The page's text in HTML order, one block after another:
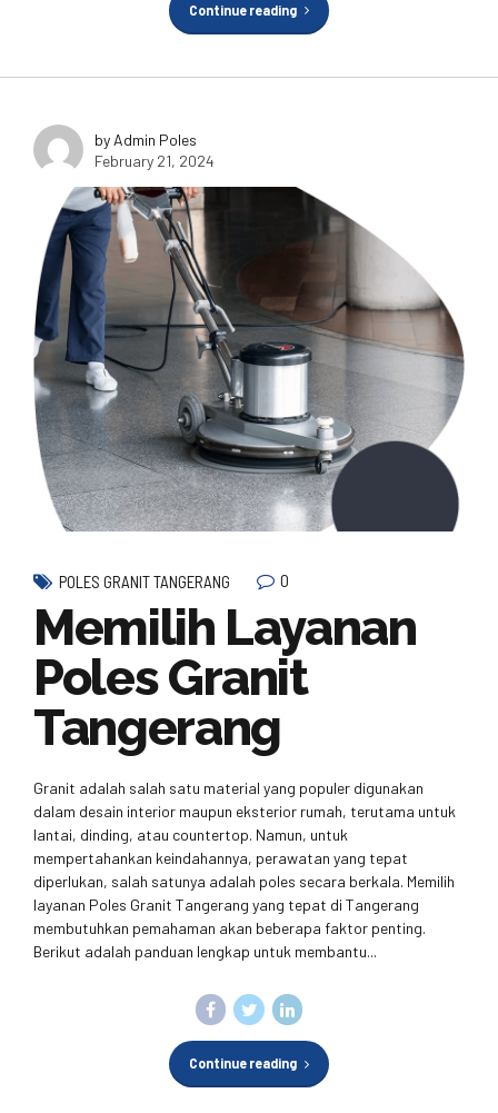
Continue reading
by Admin Poles
February 21, 2024
POLES GRANIT TANGERANG 0
Memilih Layanan
Poles Granit
Tangerang
Granit adalah salah satu material yang populer digunakan
dalam desain interior maupun eksterior rumah, terutama untuk
lantai, dinding, atau countertop. Namun, untuk
mempertahankan keindahannya, perawatan yang tepat
diperlukan, salah satunya adalah poles secara berkala. Memilih
layanan Poles Granit Tangerang yang tepat di Tangerang
membutuhkan pemahaman akan beberapa faktor penting.
Berikut adalah panduan lengkap untuk membantu...
Continue reading